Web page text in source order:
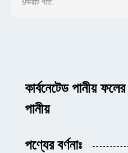
9ভরাট গতি:
কার্বনেটেড পানীয়
পানীয়
পণ্যের বর্ণনাঃ